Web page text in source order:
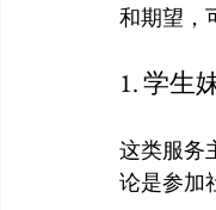
1. 学生
这类服务